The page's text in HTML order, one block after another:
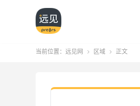
当前位置： 远见网  区域  正文